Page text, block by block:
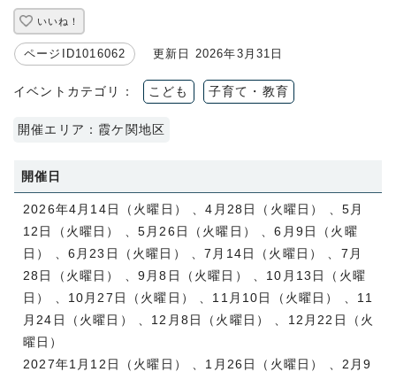
いいね！
ページID1016062 更新日 2026年3月31日
イベントカテゴリ： こども 子育て・教育
開催エリア：霞ケ関地区
開催日
2026年4月14日（火曜日） 、4月28日（火曜日） 、5月
12日（火曜日） 、5月26日（火曜日） 、6月9日（火曜
日） 、6月23日（火曜日） 、7月14日（火曜日） 、7月
28日（火曜日） 、9月8日（火曜日） 、10月13日（火曜
日） 、10月27日（火曜日） 、11月10日（火曜日） 、11
月24日（火曜日） 、12月8日（火曜日） 、12月22日（火
曜日）
2027年1月12日（火曜日） 、1月26日（火曜日） 、2月9